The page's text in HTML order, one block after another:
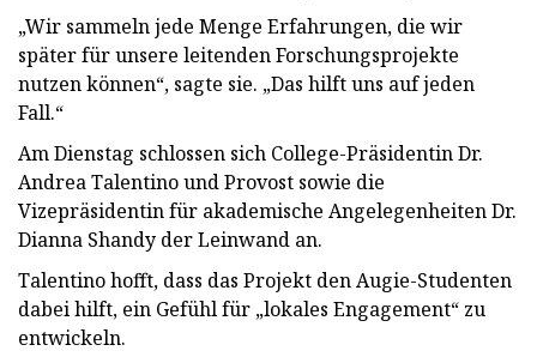
„Wir sammeln jede Menge Erfahrungen, die wir
später für unsere leitenden Forschungsprojekte
nutzen können“, sagte sie. „Das hilft uns auf jeden
Fall.“
Am Dienstag schlossen sich College-Präsidentin Dr.
Andrea Talentino und Provost sowie die
Vizepräsidentin für akademische Angelegenheiten Dr.
Dianna Shandy der Leinwand an.
Talentino hofft, dass das Projekt den Augie-Studenten
dabei hilft, ein Gefühl für „lokales Engagement“ zu
entwickeln.